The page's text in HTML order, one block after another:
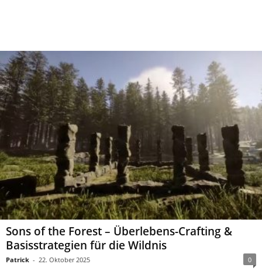
Sons of the Forest – Überlebens-Crafting &
Basisstrategien für die Wildnis
Patrick - 22. Oktober 2025 0